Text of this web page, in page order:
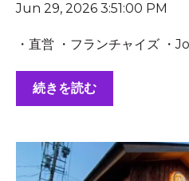
Jun 29, 2026 3:51:00 PM
・直営 ・フランチャイズ
続きを読む